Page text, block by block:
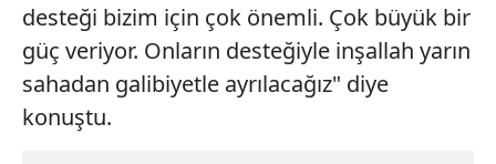
desteği bizim için çok önemli. Çok büyük bir
güç veriyor. Onların desteğiyle inşallah yarın
sahadan galibiyetle ayrılacağız" diye
konuştu.